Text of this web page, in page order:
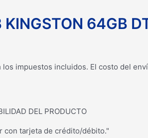
KINGSTON 64GB
impuestos incluidos. El costo del
DEL PRODUCTO
con tarjeta de crédito/débito."